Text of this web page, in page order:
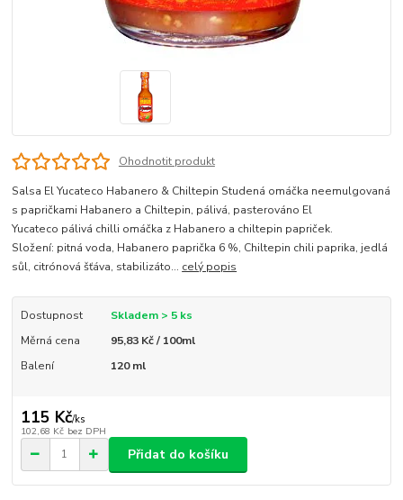
Ohodnotit produkt
Salsa El Yucateco Habanero & Chiltepin Studená omáčka neemulgovaná
s papričkami Habanero a Chiltepin, pálivá, pasterováno El
Yucateco pálivá chilli omáčka z Habanero a chiltepin papriček.
Složení: pitná voda, Habanero paprička 6 %, Chiltepin chili paprika, jedlá
sůl, citrónová šťáva, stabilizáto... celý popis
Dostupnost
Skladem > 5 ks
Měrná cena
95,83 Kč / 100ml
Balení
120 ml
115 Kč/ks
102,68 Kč bez DPH
Přidat do košíku